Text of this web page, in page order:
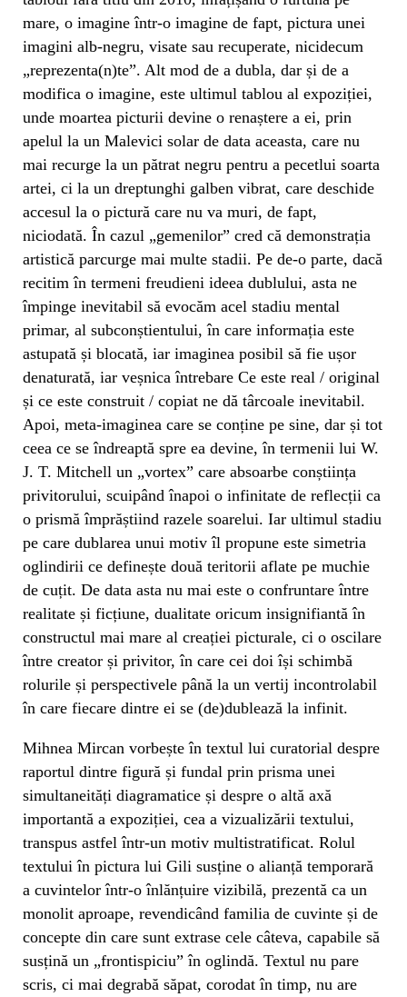
mare, o imagine într-o imagine de fapt, pictura unei
imagini alb-negru, visate sau recuperate, nicidecum
„reprezenta(n)te”. Alt mod de a dubla, dar și de a
modifica o imagine, este ultimul tablou al expoziției,
unde moartea picturii devine o renaștere a ei, prin
apelul la un Malevici solar de data aceasta, care nu
mai recurge la un pătrat negru pentru a pecetlui soarta
artei, ci la un dreptunghi galben vibrat, care deschide
accesul la o pictură care nu va muri, de fapt,
niciodată. În cazul „gemenilor” cred că demonstrația
artistică parcurge mai multe stadii. Pe de-o parte, dacă
recitim în termeni freudieni ideea dublului, asta ne
împinge inevitabil să evocăm acel stadiu mental
primar, al subconștientului, în care informația este
astupată și blocată, iar imaginea posibil să fie ușor
denaturată, iar veșnica întrebare Ce este real / original
și ce este construit / copiat ne dă târcoale inevitabil.
Apoi, meta-imaginea care se conține pe sine, dar și tot
ceea ce se îndreaptă spre ea devine, în termenii lui W.
J. T. Mitchell un „vortex” care absoarbe conștiința
privitorului, scuipând înapoi o infinitate de reflecții ca
o prismă împrăștiind razele soarelui. Iar ultimul stadiu
pe care dublarea unui motiv îl propune este simetria
oglindirii ce definește două teritorii aflate pe muchie
de cuțit. De data asta nu mai este o confruntare între
realitate și ficțiune, dualitate oricum insignifiantă în
constructul mai mare al creației picturale, ci o oscilare
între creator și privitor, în care cei doi își schimbă
rolurile și perspectivele până la un vertij incontrolabil
în care fiecare dintre ei se (de)dublează la infinit.
Mihnea Mircan vorbește în textul lui curatorial despre
raportul dintre figură și fundal prin prisma unei
simultaneități diagramatice și despre o altă axă
importantă a expoziției, cea a vizualizării textului,
transpus astfel într-un motiv multistratificat. Rolul
textului în pictura lui Gili susține o alianță temporară
a cuvintelor într-o înlănțuire vizibilă, prezentă ca un
monolit aproape, revendicând familia de cuvinte și de
concepte din care sunt extrase cele câteva, capabile să
susțină un „frontispiciu” în oglindă. Textul nu pare
scris, ci mai degrabă săpat, corodat în timp, nu are